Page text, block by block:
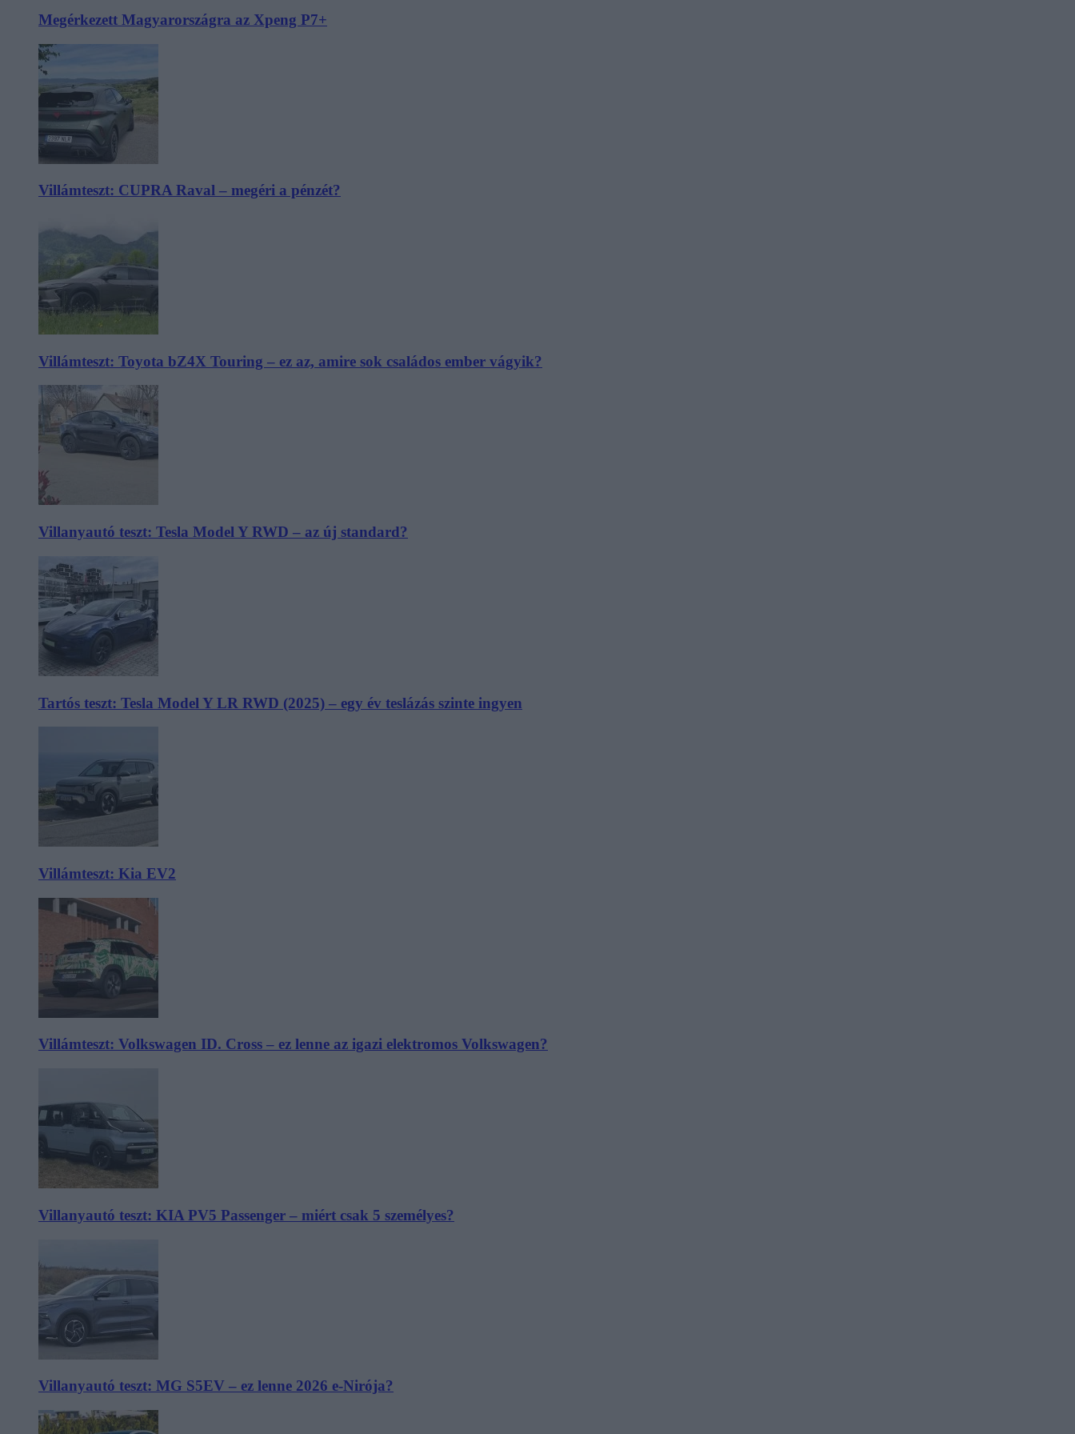
Megérkezett Magyarországra az Xpeng P7+
Villámteszt: CUPRA Raval – megéri a pénzét?
Villámteszt: Toyota bZ4X Touring – ez az, amire sok családos ember vágyik?
Villanyautó teszt: Tesla Model Y RWD – az új standard?
Tartós teszt: Tesla Model Y LR RWD (2025) – egy év teslázás szinte ingyen
Villámteszt: Kia EV2
Villámteszt: Volkswagen ID. Cross – ez lenne az igazi elektromos Volkswagen?
Villanyautó teszt: KIA PV5 Passenger – miért csak 5 személyes?
Villanyautó teszt: MG S5EV – ez lenne 2026 e-Nirója?